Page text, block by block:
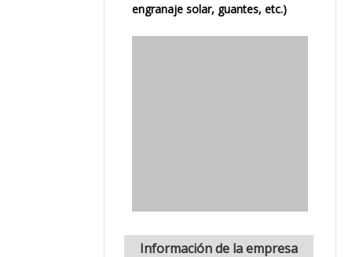
engranaje solar, guantes, etc.)
Información de la empresa